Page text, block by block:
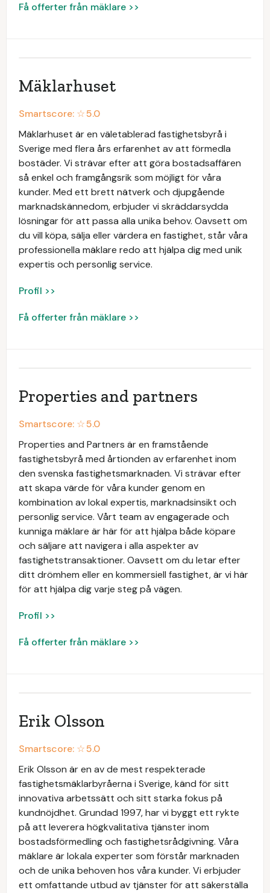
Få offerter från mäklare >>
Mäklarhuset
Smartscore: ☆5.0
Mäklarhuset är en väletablerad fastighetsbyrå i
Sverige med flera års erfarenhet av att förmedla
bostäder. Vi strävar efter att göra bostadsaffären
så enkel och framgångsrik som möjligt för våra
kunder. Med ett brett nätverk och djupgående
marknadskännedom, erbjuder vi skräddarsydda
lösningar för att passa alla unika behov. Oavsett om
du vill köpa, sälja eller värdera en fastighet, står våra
professionella mäklare redo att hjälpa dig med unik
expertis och personlig service.
Profil >>
Få offerter från mäklare >>
Properties and partners
Smartscore: ☆5.0
Properties and Partners är en framstående
fastighetsbyrå med årtionden av erfarenhet inom
den svenska fastighetsmarknaden. Vi strävar efter
att skapa värde för våra kunder genom en
kombination av lokal expertis, marknadsinsikt och
personlig service. Vårt team av engagerade och
kunniga mäklare är här för att hjälpa både köpare
och säljare att navigera i alla aspekter av
fastighetstransaktioner. Oavsett om du letar efter
ditt drömhem eller en kommersiell fastighet, är vi här
för att hjälpa dig varje steg på vägen.
Profil >>
Få offerter från mäklare >>
Erik Olsson
Smartscore: ☆5.0
Erik Olsson är en av de mest respekterade
fastighetsmäklarbyråerna i Sverige, känd för sitt
innovativa arbetssätt och sitt starka fokus på
kundnöjdhet. Grundad 1997, har vi byggt ett rykte
på att leverera högkvalitativa tjänster inom
bostadsförmedling och fastighetsrådgivning. Våra
mäklare är lokala experter som förstår marknaden
och de unika behoven hos våra kunder. Vi erbjuder
ett omfattande utbud av tjänster för att säkerställa